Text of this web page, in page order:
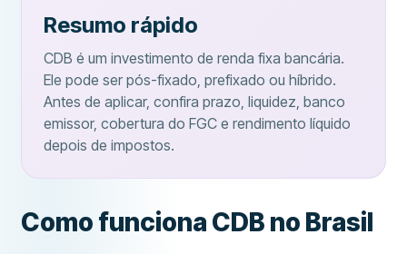
Resumo rápido
CDB é um investimento de renda fixa bancária.
Ele pode ser pós-fixado, prefixado ou híbrido.
Antes de aplicar, confira prazo, liquidez, banco
emissor, cobertura do FGC e rendimento líquido
depois de impostos.
Como funciona CDB no Brasil